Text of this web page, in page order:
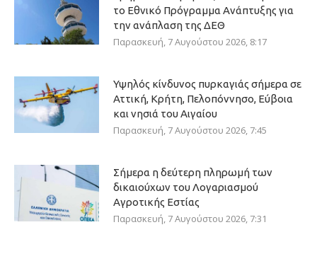
το Εθνικό Πρόγραμμα Ανάπτυξης για
την ανάπλαση της ΔΕΘ
Παρασκευή, 7 Αυγούστου 2026, 8:17
Υψηλός κίνδυνος πυρκαγιάς σήμερα σε
Αττική, Κρήτη, Πελοπόννησο, Εύβοια
και νησιά του Αιγαίου
Παρασκευή, 7 Αυγούστου 2026, 7:45
Σήμερα η δεύτερη πληρωμή των
δικαιούχων του Λογαριασμού
Αγροτικής Εστίας
Παρασκευή, 7 Αυγούστου 2026, 7:31